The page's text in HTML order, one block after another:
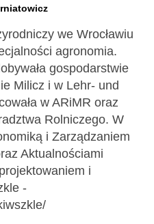
we Wrocławiu
agronomia.
gospodarstwie
Milicz i w Lehr- und
w ARiMR oraz
Rolniczego. W
i Zarządzaniem
Aktualnościami
i
-